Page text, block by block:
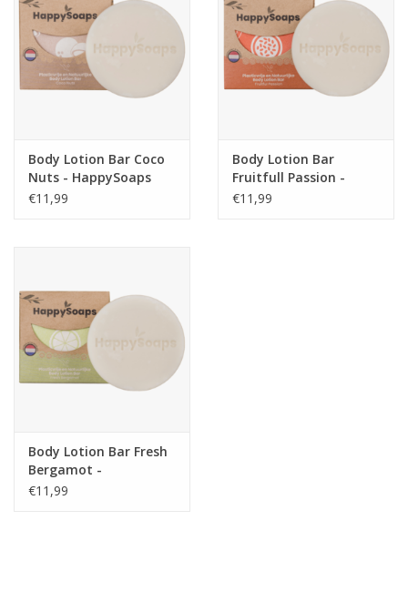
Sieraden
Hebbedingen
Wenskaarten
Kadobonnen
Geslaagd!
Body Lotion Bar Coco
Nuts - HappySoaps
€11,99
Body Lotion Bar
Fruitfull Passion -
HappySoaps
€11,99
Body Lotion Bar Fresh
Bergamot -
HappySoaps
€11,99